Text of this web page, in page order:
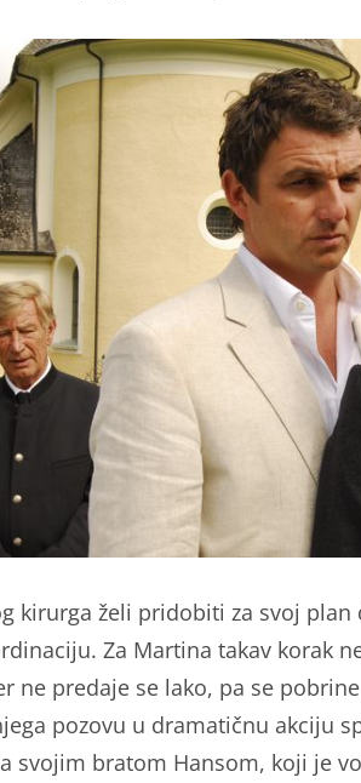
kirurga želi pridobiti za svoj plan
Za Martina takav korak
ne predaje se lako, pa se
pozovu u dramatičnu akciju
svojim bratom Hansom, koji je